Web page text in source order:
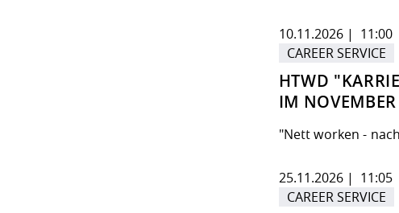
HTWD
IM NOVEMBER
10.11.2026 |
CAREER SERVICE
"Nett worken -
25.11.2026 |
CAREER SERVICE